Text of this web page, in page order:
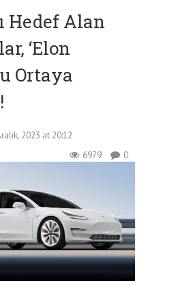
Hedef Alan
‘Elon
Ortaya
2023 at 20:12
6979
0